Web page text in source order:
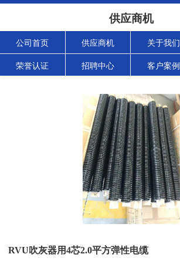
供应商机
公司首页 供应商机 关于我们
荣誉认证 招聘中心 客户案例
RVU吹灰器用4芯2.0平方弹性电缆